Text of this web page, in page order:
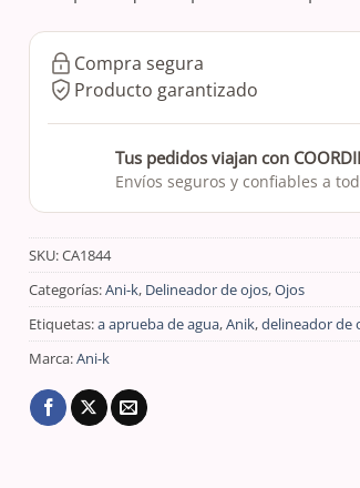
Compra segura
Producto garantizado
Tus pedidos viajan con
Envíos seguros y confiables a
SKU:CA1844
Categorías:Ani-k, Delineador de ojos,Ojos
Etiquetas:a aprueba de agua,Anik,delineador de
Marca:Ani-k